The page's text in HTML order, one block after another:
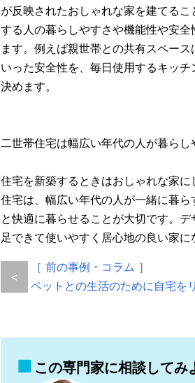
が反映されたおしゃれな家を建てる
する人の暮らしやすさや機能性や安
ます。例えば親世帯との共有スペー
いった安全性を、毎日使用するキッ
決めます。
二世帯住宅は幅広い年代の人が暮ら
住宅を新築するときはおしゃれな家
住宅は、幅広い年代の人が一緒に暮
と快適に暮らせることが大切です。
足できて使いやすく居心地の良い家に
<
［ 前の事例・コラム ］
ペットとの生活のために自宅を
この専門家に相談してみ